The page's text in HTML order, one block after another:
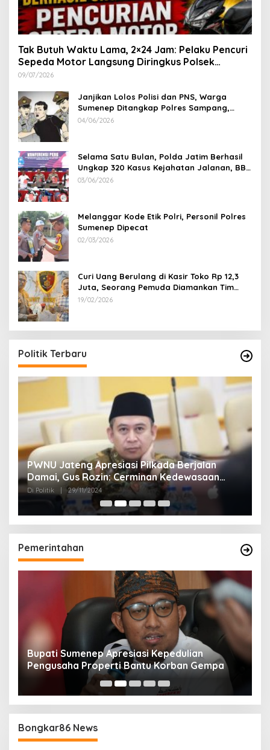
Tak Butuh Waktu Lama, 2×24 Jam: Pelaku Pencuri
Sepeda Motor Langsung Diringkus Polsek
Lenteng di Wilayah Manding
09/07/2026
Janjikan Lolos Polisi dan PNS, Warga
Sumenep Ditangkap Polres Sampang,
Korban Rugi Rp 600 juta
04/06/2026
Selama Satu Bulan, Polda Jatim Berhasil
Ungkap 320 Kasus Kejahatan Jalanan, BB
100 Sepeda Motor dan 12 Mobil Diamankan
03/06/2026
Melanggar Kode Etik Polri, Personil Polres
Sumenep Dipecat
02/03/2026
Curi Uang Berulang di Kasir Toko Rp 12,3
Juta, Seorang Pemuda Diamankan Tim
Reskrim Polsek Lenteng Sumenep
19/02/2026
Politik Terbaru
PWNU Jateng Apresiasi Pilkada Berjalan
Damai, Gus Rozin: Cerminan Kedewasaan
Politik Masyarakat
Di Politik 29/11/2024
Pemerintahan
Bupati Sumenep Apresiasi Kepedulian
Pengusaha Properti Bantu Korban Gempa
Bongkar86 News